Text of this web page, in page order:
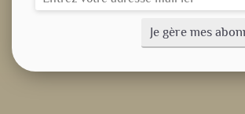
Je gère mes